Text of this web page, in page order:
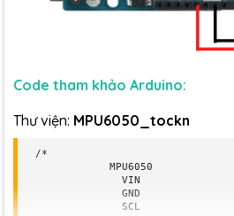
Code tham khảo Arduino:
Thư viện: MPU6050_tockn
/*
MPU6050
VIN
GND
SCL